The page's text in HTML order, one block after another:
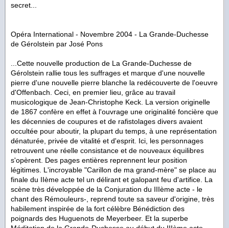
secret...
Opéra International - Novembre 2004 - La Grande-Duchesse
de Gérolstein par José Pons
...Cette nouvelle production de La Grande-Duchesse de
Gérolstein rallie tous les suffrages et marque d'une nouvelle
pierre d'une nouvelle pierre blanche la redécouverte de l'oeuvre
d'Offenbach. Ceci, en premier lieu, grâce au travail
musicologique de Jean-Christophe Keck. La version originelle
de 1867 confère en effet à l'ouvrage une originalité foncière que
les décennies de coupures et de rafistolages divers avaient
occultée pour aboutir, la plupart du temps, à une représentation
dénaturée, privée de vitalité et d'esprit. Ici, les personnages
retrouvent une réelle consistance et de nouveaux équilibres
s'opèrent. Des pages entières reprennent leur position
légitimes. L'incroyable "Carillon de ma grand-mère" se place au
finale du IIème acte tel un délirant et galopant feu d'artifice. La
scène très développée de la Conjuration du IIIème acte - le
chant des Rémouleurs-, reprend toute sa saveur d'origine, très
habilement inspirée de la fort célèbre Bénédiction des
poignards des Huguenots de Meyerbeer. Et la superbe